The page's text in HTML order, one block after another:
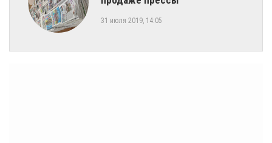
31 июля 2019, 14:05